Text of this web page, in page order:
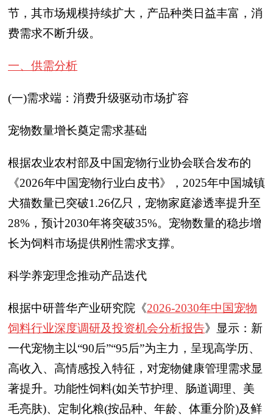
节，其市场规模持续扩大，产品种类日益丰富，消
费需求不断升级。
一、供需分析
(一)需求端：消费升级驱动市场扩容
宠物数量增长奠定需求基础
根据农业农村部及中国宠物行业协会联合发布的
《2026年中国宠物行业白皮书》，2025年中国城镇
犬猫数量已突破1.26亿只，宠物家庭渗透率提升至
28%，预计2030年将突破35%。宠物数量的稳步增
长为饲料市场提供刚性需求支撑。
科学养宠理念推动产品迭代
根据中研普华产业研究院《2026-2030年中国宠物
饲料行业深度调研及投资机会分析报告》显示：新
一代宠物主以“90后”“95后”为主力，呈现高学历、
高收入、高情感投入特征，对宠物健康管理需求显
著提升。功能性饲料(如关节护理、肠道调理、美
毛亮肤)、定制化粮(按品种、年龄、体重分阶)及鲜